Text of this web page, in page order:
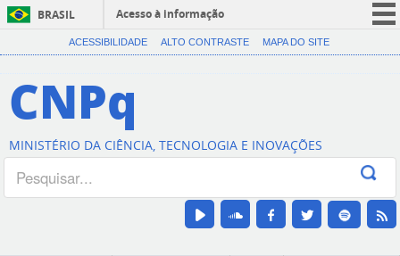
BRASIL
Acesso à informação
CORONAVÍRUS (COVID-19)
Canais
ACESSIBILIDADE ALTO CONTRASTE MAPA DO SITE
CNPq
MINISTÉRIO DA CIÊNCIA, TECNOLOGIA E INOVAÇÕES